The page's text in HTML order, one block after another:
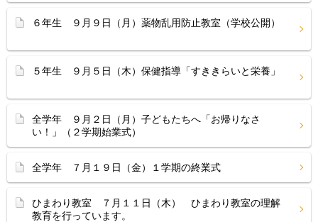
６年生 ９月９日（月）薬物乱用防止教室（学校公開）
５年生 ９月５日（木）保健指導「すききらいと栄養」
全学年 ９月２日（月）子どもたちへ「お帰りなさ
い！」（２学期始業式）
全学年 ７月１９日（金）１学期の終業式
ひまわり教室 ７月１１日（木） ひまわり教室の理解
教育を行っています。